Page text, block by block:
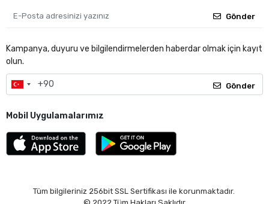
Gönder
Kampanya, duyuru ve bilgilendirmelerden haberdar olmak için kayıt
olun.
Gönder
Mobil Uygulamalarımız
Tüm bilgileriniz 256bit SSL Sertifikası ile korunmaktadır.